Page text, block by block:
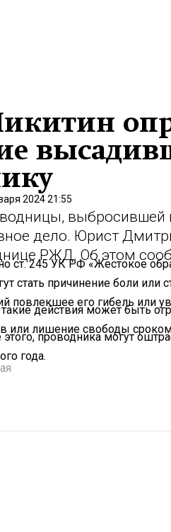
2024 21:55
выбросившей
дело. Юрист
РЖД. Об этом
ст. 245 УК РФ «Жестокое
стать причинение боли или
повлекшее его гибель или
действия может быть
или лишение свободы сроком
проводника могут
года.